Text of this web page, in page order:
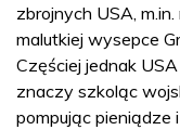
zbrojnych USA,
malutkiej wysepce
Częściej jednak
znaczy szkoląc
pompując pieniądze